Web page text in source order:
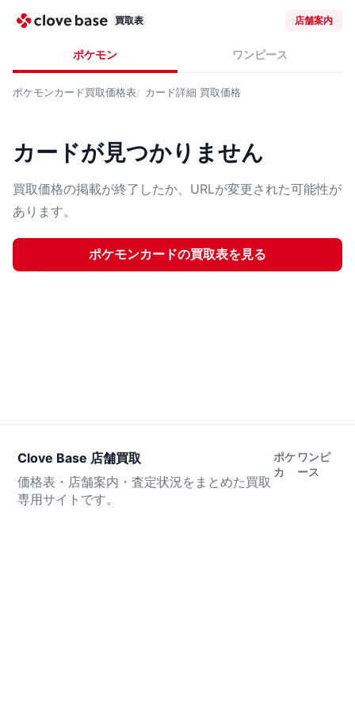
買取表 店舗案内
ポケモン ワンピース
ポケモンカード買取価格表 カード詳細 買取価格
カードが見つかりません
買取価格の掲載が終了したか、URLが変更された可能性が
あります。
ポケモンカードの買取表を見る
Clove Base 店舗買取
価格表・店舗案内・査定状況をまとめた買取
専用サイトです。
ポケ
カ
ワンピ
ース